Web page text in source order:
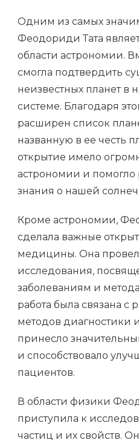
Одним из самых
Феодориди Тата
области астрономии.
смогла подтвердить
неизвестных планет в
системе. Благодаря
расширен список
названную в ее честь
открытие имело
астрономии и
знания о нашей
Кроме астрономии,
сделала важные
медицины. Она
исследования,
заболеваниям и
работа была связана с
методов диагностики
принесло
и способствовало
пациентов.
В области физики
приступила к
частиц и их свойств.